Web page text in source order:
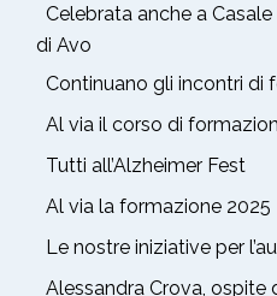
Celebrata anche a
di Avo
Continuano gli incontri di
Al via il corso di
Tutti all’Alzheimer Fest
Al via la formazione 2025
Le nostre iniziative per
Alessandra Crova, ospite